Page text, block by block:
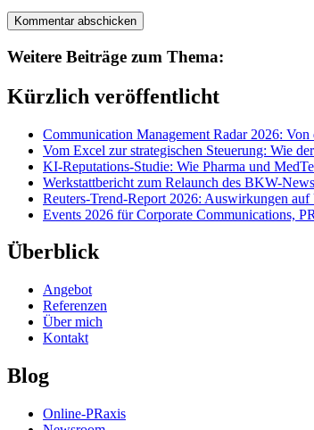
Weitere Beiträge zum Thema:
Kürzlich veröffentlicht
Communication Management Radar 2026:
Vom Excel zur strategischen Steuerung: Wie
KI-Reputations-Studie: Wie Pharma und
Werkstattbericht zum Relaunch des BKW-
Reuters-Trend-Report 2026: Auswirkungen
Events 2026 für Corporate Communications,
Überblick
Angebot
Referenzen
Über mich
Kontakt
Blog
Online-PRaxis